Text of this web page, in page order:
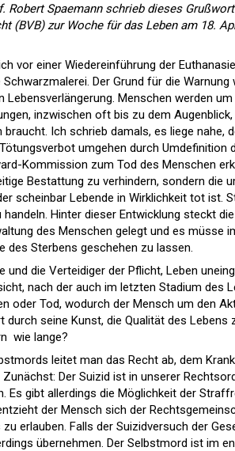
Robert Spaemann schrieb dieses
(BVB) zur Woche für das Leben am 18.
vor einer Wiedereinführung der
Der Grund für die Warnung
Lebensverlängerung. Menschen werden
inzwischen oft bis zu dem
Ich schrieb damals, es liege nahe,
umgehen durch Umdefinition
Kommission zum Tod des Menschen
Bestattung zu verhindern, sondern die
scheinbar Lebende in Wirklichkeit tot ist.
Hinter dieser Entwicklung steckt
des Menschen gelegt und es müsse
des Sterbens geschehen zu lassen.
und die Verteidiger der Pflicht, Leben
nach der auch im letzten Stadium des
oder Tod, wodurch der Mensch um den
seine Kunst, die Qualität des Lebens
 wie lange?
leitet man das Recht ab, dem
Der Suizid ist in unserer
Es gibt allerdings die Möglichkeit der
der Mensch sich der
erlauben. Falls der Suizidversuch der
übernehmen. Der Selbstmord ist im